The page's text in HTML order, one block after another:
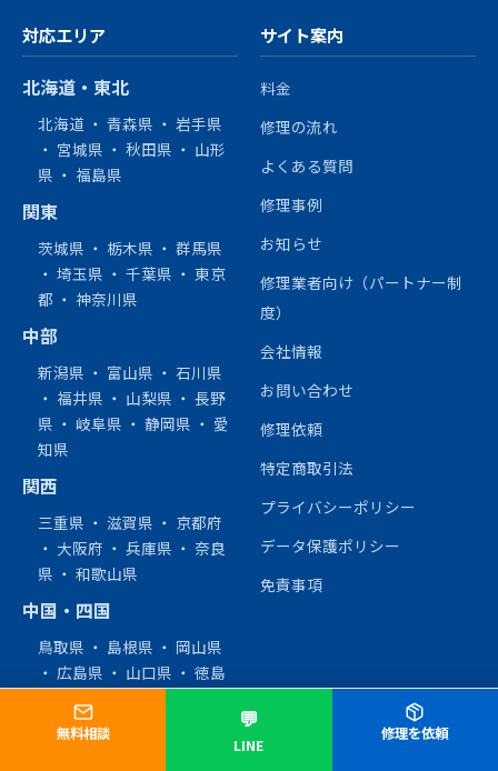
対応エリア
北海道・東北
北海道 ・ 青森県 ・ 岩手県
・ 宮城県 ・ 秋田県 ・ 山形
県 ・ 福島県
関東
茨城県 ・ 栃木県 ・ 群馬県
・ 埼玉県 ・ 千葉県 ・ 東京
都 ・ 神奈川県
中部
新潟県 ・ 富山県 ・ 石川県
・ 福井県 ・ 山梨県 ・ 長野
県 ・ 岐阜県 ・ 静岡県 ・ 愛
知県
関西
三重県 ・ 滋賀県 ・ 京都府
・ 大阪府 ・ 兵庫県 ・ 奈良
県 ・ 和歌山県
中国・四国
鳥取県 ・ 島根県 ・ 岡山県
・ 広島県 ・ 山口県 ・ 徳島
知県
サイト案内
料金
修理の流れ
よくある質問
修理事例
お知らせ
修理業者向け（パートナー制
度）
会社情報
お問い合わせ
修理依頼
特定商取引法
プライバシーポリシー
データ保護ポリシー
免責事項
無料相談
💬
LINE
修理を依頼